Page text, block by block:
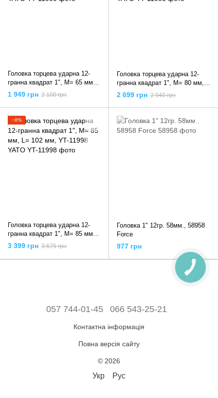
Головка торцева ударна 12-
гранна квадрат 1", М= 65 мм,
L= 93 мм, YT-11990 YATO
1 949 грн 2 100 грн
Головка торцева ударна 12-
гранна квадрат 1", М= 80 мм,
L= 100 мм, YT-11995 YATO
2 699 грн 2 940 грн
−8%
Головка торцева ударна 12-
гранна квадрат 1", М= 85 мм,
L= 102 мм, YT-11998 YATO
3 399 грн 3 675 грн
Головка 1" 12гр. 58мм., 58958
Force
977 грн
057 744-01-45 066 543-25-21
Контактна інформація
Повна версія сайту
© 2026
Укр Рус